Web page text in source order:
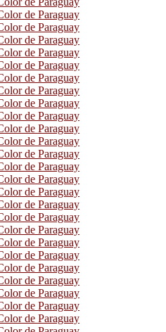
de Paraguay
de Paraguay
de Paraguay
de Paraguay
de Paraguay
de Paraguay
de Paraguay
de Paraguay
de Paraguay
de Paraguay
de Paraguay
de Paraguay
de Paraguay
de Paraguay
de Paraguay
de Paraguay
de Paraguay
de Paraguay
de Paraguay
de Paraguay
de Paraguay
de Paraguay
de Paraguay
de Paraguay
de Paraguay